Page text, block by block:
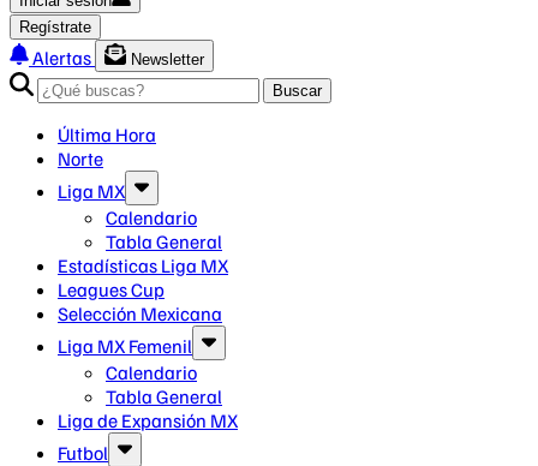
Regístrate
Alertas
Newsletter
Buscar
Última Hora
Norte
Liga MX
Calendario
Tabla General
Estadísticas Liga MX
Leagues Cup
Selección Mexicana
Liga MX Femenil
Calendario
Tabla General
Liga de Expansión MX
Futbol